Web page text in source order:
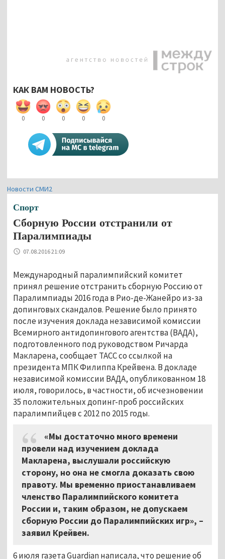
КАК ВАМ НОВОСТЬ?
0 0 0 0 0
Новости СМИ2
Спорт
Сборную России отстранили от
Паралимпиады
07.08.2016 21:09
Международный паралимпийский комитет
принял решение отстранить сборную Россию от
Паралимпиады 2016 года в Рио-де-Жанейро из-за
допинговых скандалов. Решение было принято
после изучения доклада независимой комиссии
Всемирного антидопингового агентства (ВАДА),
подготовленного под руководством Ричарда
Макларена, сообщает ТАСС со ссылкой на
президента МПК Филиппа Крейвена. В докладе
независимой комиссии ВАДА, опубликованном 18
июля, говорилось, в частности, об исчезновении
35 положительных допинг-проб российских
паралимпийцев с 2012 по 2015 годы.
«Мы достаточно много времени
провели над изучением доклада
Макларена, выслушали российскую
сторону, но она не смогла доказать свою
правоту. Мы временно приостанавливаем
членство Паралимпийского комитета
России и, таким образом, не допускаем
сборную России до Паралимпийских игр», –
заявил Крейвен.
6 июля газета Guardian написала, что решение об